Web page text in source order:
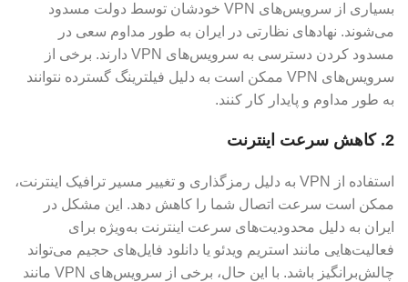
بسیاری از سرویس‌های VPN خودشان توسط دولت مسدود
می‌شوند. نهادهای نظارتی در ایران به طور مداوم سعی در
مسدود کردن دسترسی به سرویس‌های VPN دارند. برخی از
سرویس‌های VPN ممکن است به دلیل فیلترینگ گسترده نتوانند
به طور مداوم و پایدار کار کنند.
2. کاهش سرعت اینترنت
استفاده از VPN به دلیل رمزگذاری و تغییر مسیر ترافیک اینترنت،
ممکن است سرعت اتصال شما را کاهش دهد. این مشکل در
ایران به دلیل محدودیت‌های سرعت اینترنت به‌ویژه برای
فعالیت‌هایی مانند استریم ویدئو یا دانلود فایل‌های حجیم می‌تواند
چالش‌برانگیز باشد. با این حال، برخی از سرویس‌های VPN مانند